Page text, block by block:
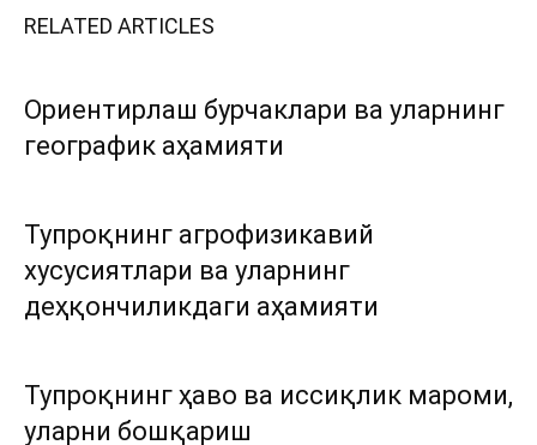
RELATED ARTICLES
Ориентирлаш бурчаклари ва уларнинг
географик аҳамияти
Тупроқнинг агрофизикавий
хусусиятлари ва уларнинг
деҳқончиликдаги аҳамияти
Тупроқнинг ҳаво ва иссиқлик мароми,
уларни бошқариш